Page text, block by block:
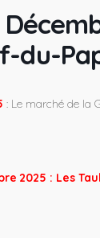
du-
: Le marché de la
2025 : Les